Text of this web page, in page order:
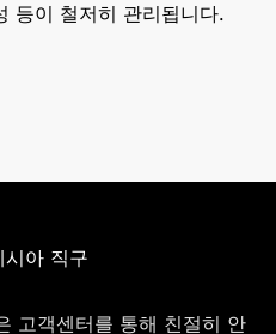
등이 철저히 관리됩니다.
아 직구
고객센터를 통해 친절히 안